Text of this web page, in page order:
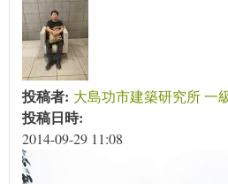
投稿者: 大島功市建築研究所 一
投稿日時:
2014-09-29 11:08